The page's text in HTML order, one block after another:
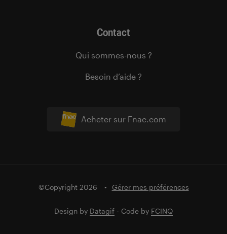
Acheter sur Fnac.com
Contact
Qui sommes-nous ?
Besoin d’aide ?
©Copyright 2026 Gérer mes préférences
Design by Datagif - Code by FCINQ